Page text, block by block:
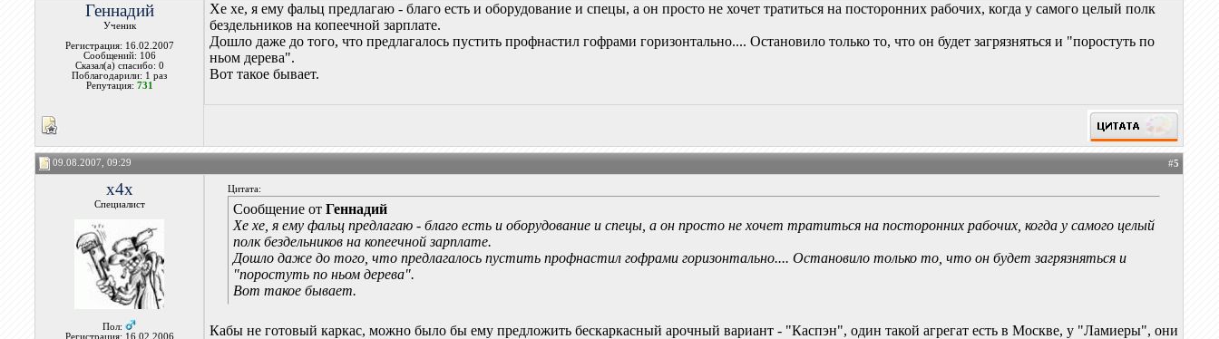
Геннадий
Ученик
Регистрация: 16.02.2007
Сообщений: 106
Сказал(а) спасибо: 0
Поблагодарили: 1 раз
Репутация: 731
Хе хе, я ему фальц предлагаю - благо есть и оборудование и спецы, а он просто не хочет тратиться на посторонних рабочих, когда у самого целый полк
бездельников на копеечной зарплате.
Дошло даже до того, что предлагалось пустить профнастил гофрами горизонтально.... Остановило только то, что он будет загрязняться и "поростуть по
ньом дерева".
Вот такое бывает.
09.08.2007, 09:29 #5
x4x
Специалист
Пол:
Регистрация: 16.02.2006
Цитата:
Сообщение отГеннадий
Хе хе, я ему фальц предлагаю - благо есть и оборудование и спецы, а он просто не хочет тратиться на посторонних рабочих, когда у самого целый
полк бездельников на копеечной зарплате.
Дошло даже до того, что предлагалось пустить профнастил гофрами горизонтально.... Остановило только то, что он будет загрязняться и
"поростуть по ньом дерева".
Вот такое бывает.
Кабы не готовый каркас, можно было бы ему предложить бескаркасный арочный вариант - "Каспэн", один такой агрегат есть в Москве, у "Ламиеры", они